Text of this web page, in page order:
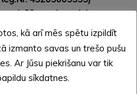
kompleksa
novadā, pārbūvi un
iepazīties Alūksnes novada
) kā arī kā arī Alūksnes
kā arī mēs spētu izpildīt
izmanto savas un trešo pušu
Ar Jūsu piekrišanu var tik
sīkdatnes.